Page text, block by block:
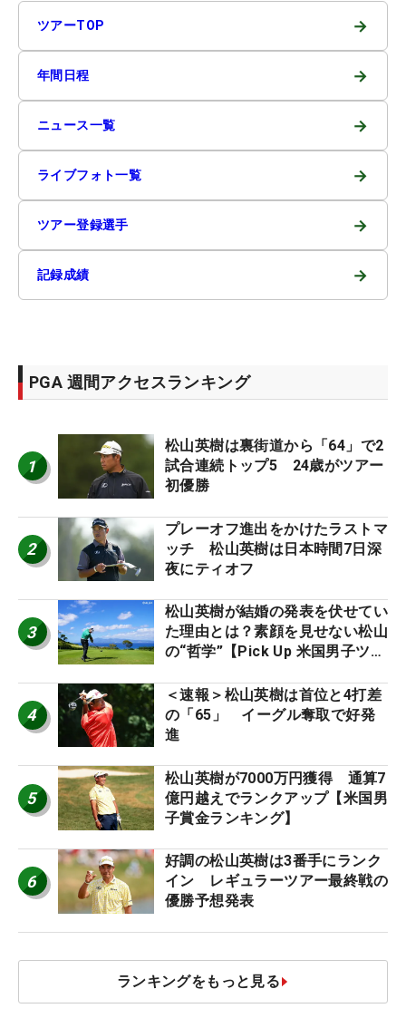
ツアーTOP →
年間日程 →
ニュース一覧 →
ライブフォト一覧 →
ツアー登録選手 →
記録成績 →
PGA 週間アクセスランキング
1
松山英樹は裏街道から「64」で2
試合連続トップ5 24歳がツアー
初優勝
2
プレーオフ進出をかけたラストマ
ッチ 松山英樹は日本時間7日深
夜にティオフ
3
松山英樹が結婚の発表を伏せてい
た理由とは？素顔を見せない松山
の“哲学”【Pick Up 米国男子ツア
4
＜速報＞松山英樹は首位と4打差
の「65」 イーグル奪取で好発
進
5
松山英樹が7000万円獲得 通算7
億円越えでランクアップ【米国男
子賞金ランキング】
6
好調の松山英樹は3番手にランク
イン レギュラーツアー最終戦の
優勝予想発表
ランキングをもっと見る